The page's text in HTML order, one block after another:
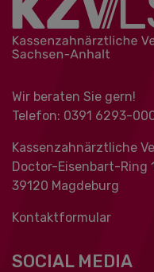
Wir beraten Sie gern!
Telefon: 0391 ‍6293-
Kassenzahnärztliche
Doctor-Eisenbart-Ring
39120 Magdeburg
Kontaktformular
SOCIAL MEDIA